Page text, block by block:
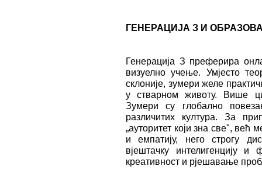
ГЕНЕРАЦИЈА З И
Генерација З преферира
визуелно учење. Умјесто
склоније, зумери желе
у стварном животу. Више
Зумери су глобално
различитих култура. За
„ауторитет који зна све", већ
и емпатију, него строгу
вјештачку интелигенцију
креативност и рјешавање